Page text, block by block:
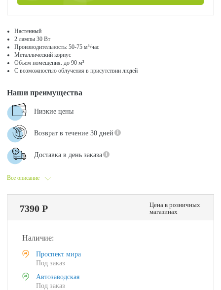
Настенный
2 лампы 30 Вт
Производительность: 50-75 м³/час
Металлический корпус
Объем помещения: до 90 м³
С возможностью облучения в присутствии людей
Все описание
Наши преимущества
Низкие цены
Возврат в течение 30 дней
Доставка в день заказа
7390 Р
Цена в розничных
магазинах
Наличие:
Проспект мира
Под заказ
Автозаводская
Под заказ